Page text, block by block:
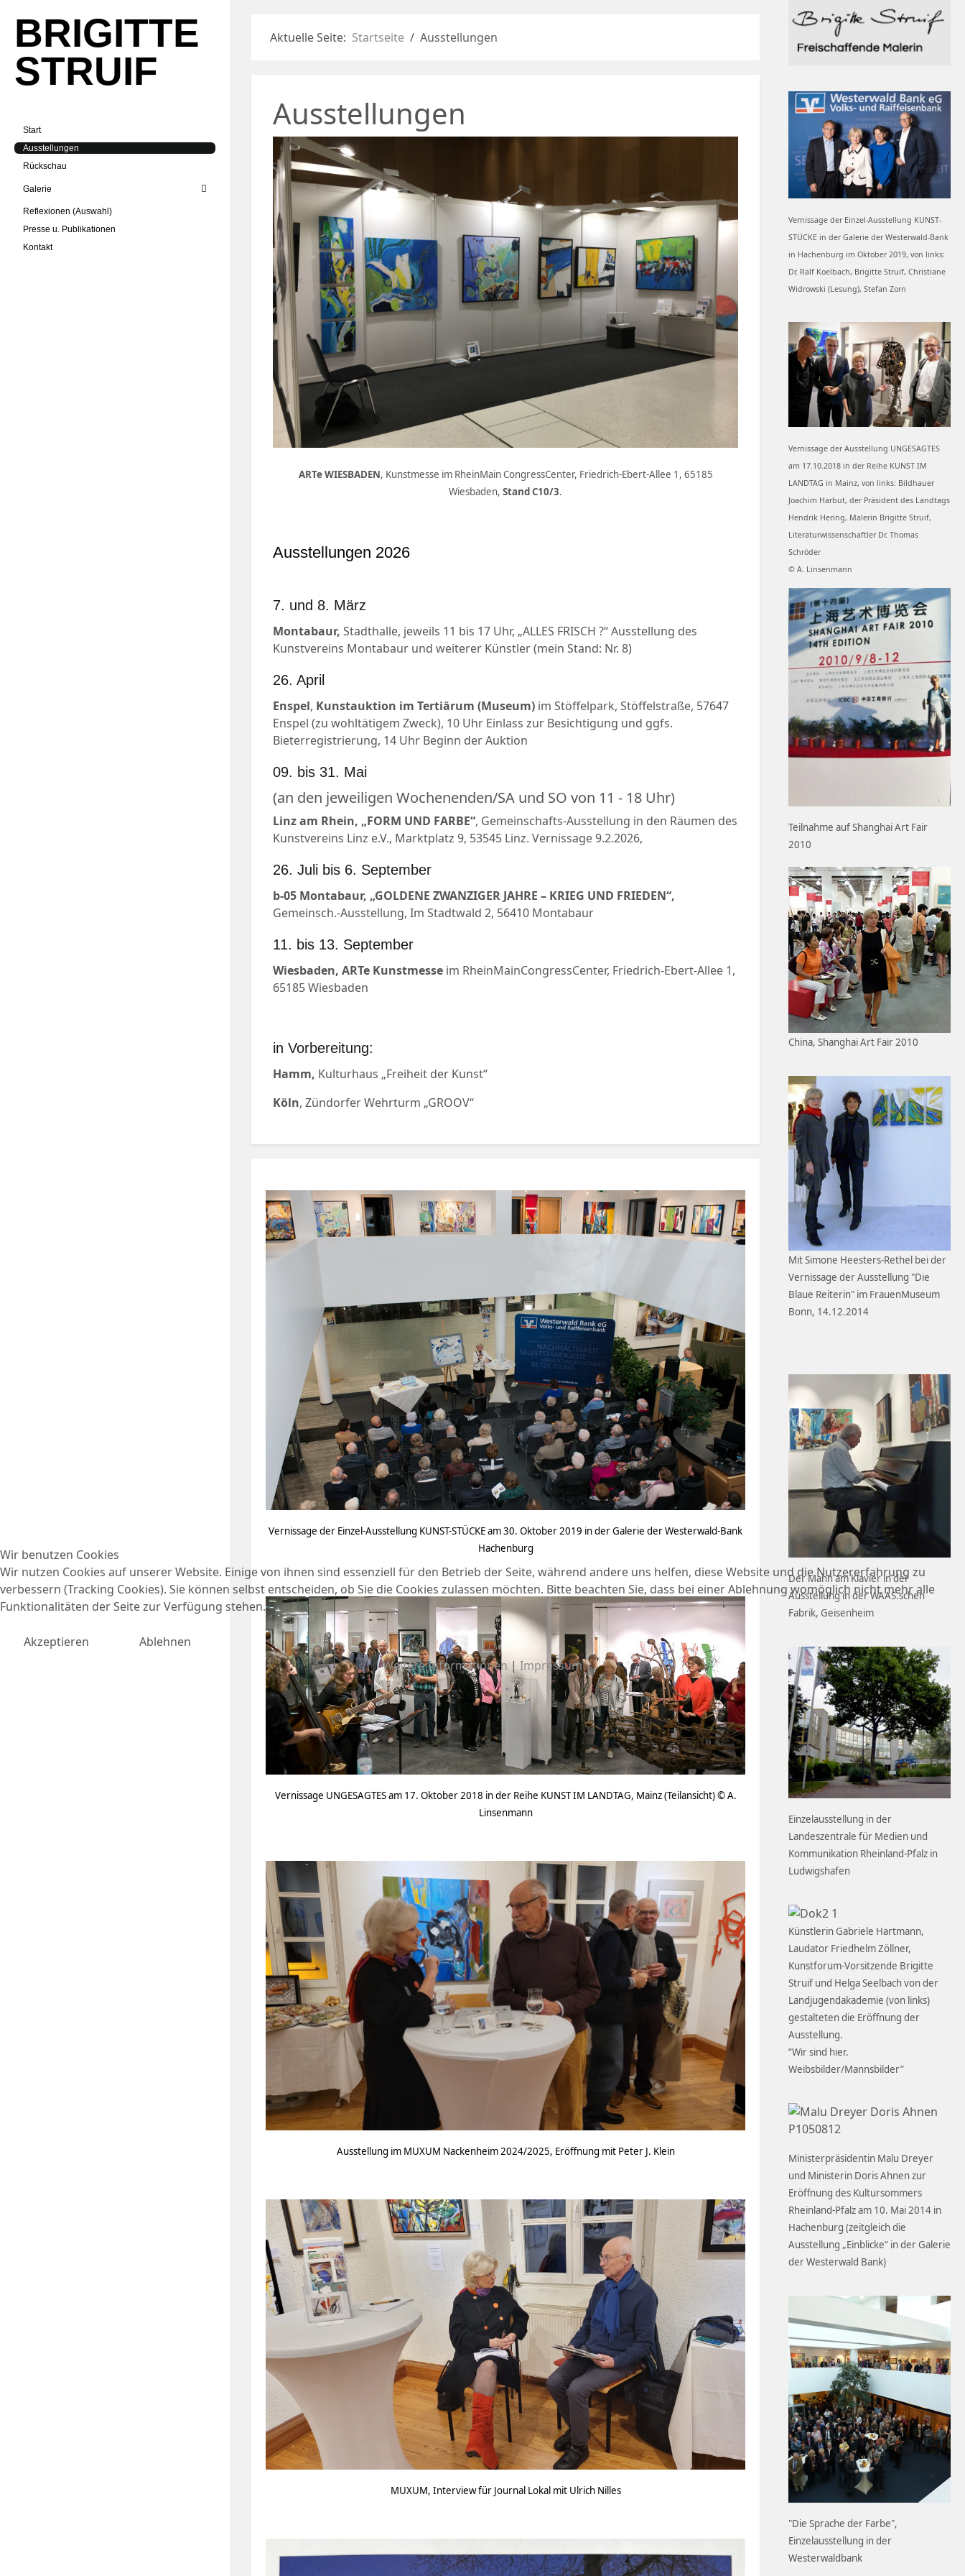
BRIGITTE
STRUIF
Start
Ausstellungen
Rückschau
Galerie
Reflexionen (Auswahl)
Presse u. Publikationen
Kontakt
Aktuelle Seite: Startseite Ausstellungen
Ausstellungen
ARTe WIESBADEN, Kunstmesse im RheinMain CongressCenter, Friedrich-Ebert-Allee 1, 65185
Wiesbaden, Stand C10/3.
Ausstellungen 2026
7. und 8. März
Montabaur, Stadthalle, jeweils 11 bis 17 Uhr, „ALLES FRISCH ?“ Ausstellung des
Kunstvereins Montabaur und weiterer Künstler (mein Stand: Nr. 8)
26. April
Enspel, Kunstauktion im Tertiärum (Museum) im Stöffelpark, Stöffelstraße, 57647
Enspel (zu wohltätigem Zweck), 10 Uhr Einlass zur Besichtigung und ggfs.
Bieterregistrierung, 14 Uhr Beginn der Auktion
09. bis 31. Mai
(an den jeweiligen Wochenenden/SA und SO von 11 - 18 Uhr)
Linz am Rhein, „FORM UND FARBE“, Gemeinschafts-Ausstellung in den Räumen des
Kunstvereins Linz e.V., Marktplatz 9, 53545 Linz. Vernissage 9.2.2026,
26. Juli bis 6. September
b-05 Montabaur, „GOLDENE ZWANZIGER JAHRE – KRIEG UND FRIEDEN“,
Gemeinsch.-Ausstellung, Im Stadtwald 2, 56410 Montabaur
11. bis 13. September
Wiesbaden, ARTe Kunstmesse im RheinMainCongressCenter, Friedrich-Ebert-Allee 1,
65185 Wiesbaden
in Vorbereitung:
Hamm, Kulturhaus „Freiheit der Kunst“
Köln, Zündorfer Wehrturm „GROOV“
Vernissage der Einzel-Ausstellung KUNST-STÜCKE am 30. Oktober 2019 in der Galerie der Westerwald-Bank
Hachenburg
Vernissage UNGESAGTES am 17. Oktober 2018 in der Reihe KUNST IM LANDTAG, Mainz (Teilansicht) © A.
Linsenmann
Ausstellung im MUXUM Nackenheim 2024/2025, Eröffnung mit Peter J. Klein
MUXUM, Interview für Journal Lokal mit Ulrich Nilles
Vernissage der Einzel-Ausstellung KUNST-
STÜCKE in der Galerie der Westerwald-Bank
in Hachenburg im Oktober 2019, von links:
Dr. Ralf Koelbach, Brigitte Struif, Christiane
Widrowski (Lesung), Stefan Zorn
Vernissage der Ausstellung UNGESAGTES
am 17.10.2018 in der Reihe KUNST IM
LANDTAG in Mainz, von links: Bildhauer
Joachim Harbut, der Präsident des Landtags
Hendrik Hering, Malerin Brigitte Struif,
Literaturwissenschaftler Dr. Thomas
Schröder
© A. Linsenmann
Teilnahme auf Shanghai Art Fair
2010
China, Shanghai Art Fair 2010
Mit Simone Heesters-Rethel bei der
Vernissage der Ausstellung "Die
Blaue Reiterin" im FrauenMuseum
Bonn, 14.12.2014
Der Mann am Klavier in der
Ausstellung in der WAAS.schen
Fabrik, Geisenheim
Einzelausstellung in der
Landeszentrale für Medien und
Kommunikation Rheinland-Pfalz in
Ludwigshafen
Künstlerin Gabriele Hartmann,
Laudator Friedhelm Zöllner,
Kunstforum-Vorsitzende Brigitte
Struif und Helga Seelbach von der
Landjugendakademie (von links)
gestalteten die Eröffnung der
Ausstellung.
“Wir sind hier.
Weibsbilder/Mannsbilder”
Ministerpräsidentin Malu Dreyer
und Ministerin Doris Ahnen zur
Eröffnung des Kultursommers
Rheinland-Pfalz am 10. Mai 2014 in
Hachenburg (zeitgleich die
Ausstellung „Einblicke“ in der Galerie
der Westerwald Bank)
"Die Sprache der Farbe",
Einzelausstellung in der
Westerwaldbank
Wir benutzen Cookies
Wir nutzen Cookies auf unserer Website. Einige von ihnen sind essenziell für den Betrieb der Seite, während andere uns helfen, diese Website und die Nutzererfahrung zu
verbessern (Tracking Cookies). Sie können selbst entscheiden, ob Sie die Cookies zulassen möchten. Bitte beachten Sie, dass bei einer Ablehnung womöglich nicht mehr alle
Funktionalitäten der Seite zur Verfügung stehen.
Akzeptieren
Ablehnen
Weitere Informationen|Impressum